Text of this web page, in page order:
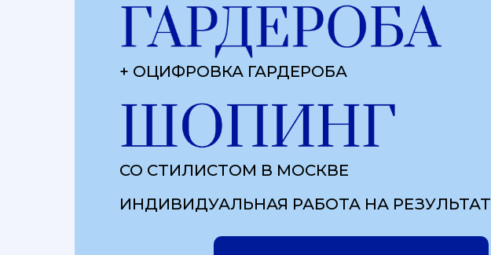
СО СТИЛИСТОМ В МОСКВЕ
ИНДИВИДУАЛЬНАЯ РАБОТА НА РЕЗУЛЬТАТ
+ ОЦИФРОВКА ГАРДЕРОБА